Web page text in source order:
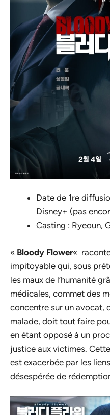
Date de 1re
Disney+ (pas
Casting : Ryeoun,
« Bloody Flower«
impitoyable qui, sous
les maux de l’humanité
médicales, commet des
concentre sur un avocat,
malade, doit tout faire
en étant opposé à un
justice aux victimes.
est exacerbée par les
désespérée de